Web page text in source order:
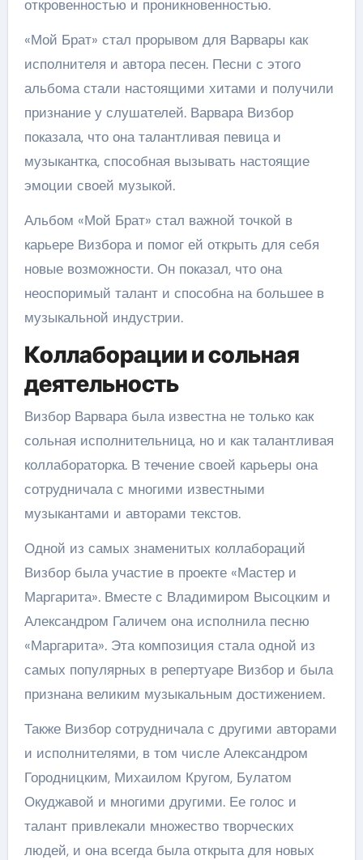
откровенностью и проникновенностью.
«Мой Брат» стал прорывом для Варвары как
исполнителя и автора песен. Песни с этого
альбома стали настоящими хитами и получили
признание у слушателей. Варвара Визбор
показала, что она талантливая певица и
музыкантка, способная вызывать настоящие
эмоции своей музыкой.
Альбом «Мой Брат» стал важной точкой в
карьере Визбора и помог ей открыть для себя
новые возможности. Он показал, что она
неоспоримый талант и способна на большее в
музыкальной индустрии.
Коллаборации и сольная
деятельность
Визбор Варвара была известна не только как
сольная исполнительница, но и как талантливая
коллабораторка. В течение своей карьеры она
сотрудничала с многими известными
музыкантами и авторами текстов.
Одной из самых знаменитых коллабораций
Визбор была участие в проекте «Мастер и
Маргарита». Вместе с Владимиром Высоцким и
Александром Галичем она исполнила песню
«Маргарита». Эта композиция стала одной из
самых популярных в репертуаре Визбор и была
признана великим музыкальным достижением.
Также Визбор сотрудничала с другими авторами
и исполнителями, в том числе Александром
Городницким, Михаилом Кругом, Булатом
Окуджавой и многими другими. Ее голос и
талант привлекали множество творческих
людей, и она всегда была открыта для новых